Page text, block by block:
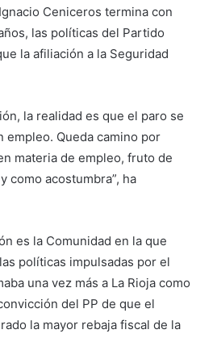
Ceniceros termina con
las políticas del Partido
la afiliación a la Seguridad
la realidad es que el paro se
empleo. Queda camino por
materia de empleo, fruto de
como acostumbra”, ha
es la Comunidad en la que
políticas impulsadas por el
una vez más a La Rioja como
del PP de que el
la mayor rebaja fiscal de la